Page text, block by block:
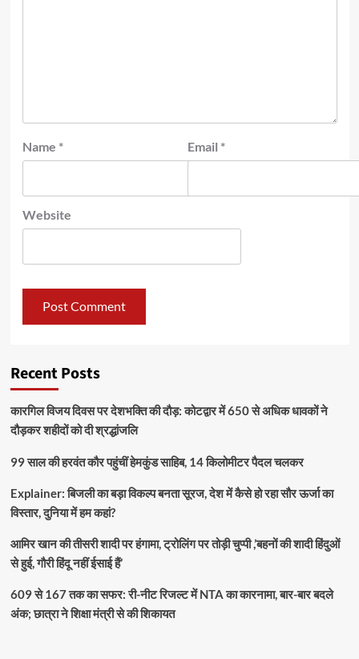
Name * Email *
Website
Recent Posts
कारगिल विजय दिवस पर देशभक्ति की दौड़: कोटद्वार में 650 से अधिक धावकों ने
दौड़कर शहीदों को दी श्रद्धांजलि
99 साल की हरवंत कौर पहुंचीं हेमकुंड साहिब, 14 किलोमीटर पैदल चलकर
Explainer: बिजली का बड़ा विकल्प बनता सूरज, देश में कैसे हो रहा सौर ऊर्जा का
विस्तार, दुनिया में हम कहां?
आमिर खान की तीसरी शादी पर हंगामा, ट्रोलिंग पर तोड़ी चुप्पी ,’बहनों की शादी हिंदुओं
से हुई, गौरी हिंदू नहीं ईसाई हैं’
609 से 167 तक का सफर: री-नीट रिजल्ट में NTA का कारनामा, बार-बार बदले
अंक; छात्रा ने शिक्षा मंत्री से की शिकायत